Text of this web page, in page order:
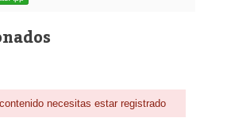
necesitas estar registrado